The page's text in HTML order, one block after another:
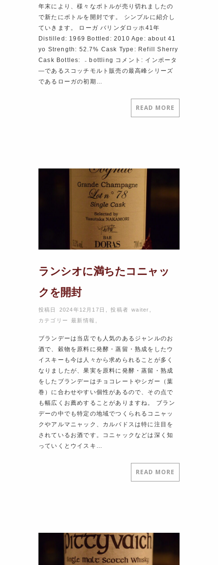
年末により、様々なボトルが売り切れましたの
で新たにボトルを開封です。 シンプルに紹介し
ていきます。 ローガ バリンダロッホ41年
Distilled: 1969 Bottled: 2010 Age: about 41
yo Strength: 52.7% Cask Type: Refill Sherry
Cask Bottles: ₋ bottling コメント: インポータ
―であるスコッチモルト販売の最高峰シリーズ
であるローガの初期…
READ MORE
ランシオに満ちたコニャッ
クを開封
投稿日 2024年12月17日 ,投稿者waiter
カテゴリー最新情報
ブランデーは当店でも人気のあるジャンルのお
酒で、穀物を原料に発酵・蒸留・熟成をしたウ
イスキーも今は人々から求められることが多く
なりましたが、果実を原料に発酵・蒸留・熟成
をしたブランデーはチョコレートやシガー（葉
巻）に合わせやすい個性があるので、その点で
も幅広くお薦めすることがありますね。 ブラン
デーの中でも特定の地域でつくられるコニャッ
クやアルマニャック、カルバドスは特に注目を
されているお酒です。コニャックなどは深く知
っていくとウイスキ…
READ MORE